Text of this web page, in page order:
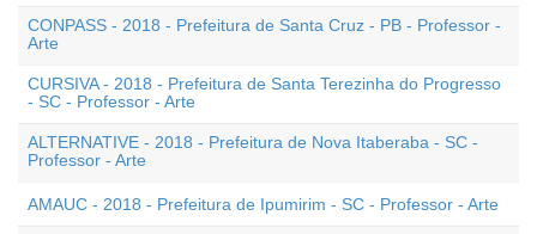
CONPASS - 2018 - Prefeitura de Santa Cruz - PB - Professor -
Arte
CURSIVA - 2018 - Prefeitura de Santa Terezinha do Progresso
- SC - Professor - Arte
ALTERNATIVE - 2018 - Prefeitura de Nova Itaberaba - SC -
Professor - Arte
AMAUC - 2018 - Prefeitura de Ipumirim - SC - Professor - Arte